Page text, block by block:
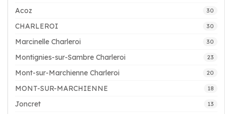
Acoz 30
CHARLEROI 30
Marcinelle Charleroi 30
Montignies-sur-Sambre Charleroi 23
Mont-sur-Marchienne Charleroi 20
MONT-SUR-MARCHIENNE 18
Joncret 13